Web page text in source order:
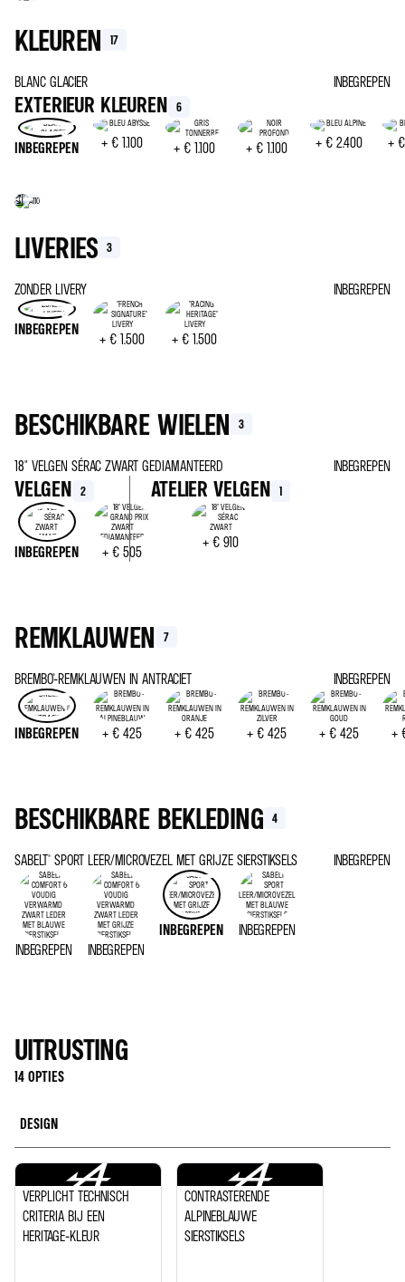
KLEUREN 17
BLANC GLACIER INBEGREPEN
EXTERIEUR KLEUREN 6
INBEGREPEN + € 1.100 + € 1.100 + € 1.100 + € 2.400 +
LIVERIES 3
ZONDER LIVERY INBEGREPEN
INBEGREPEN
+ € 1.500 + € 1.500
BESCHIKBARE WIELEN 3
18" VELGEN SÉRAC ZWART GEDIAMANTEERD INBEGREPEN
VELGEN 2
INBEGREPEN + € 505
ATELIER VELGEN 1
+ € 910
REMKLAUWEN 7
BREMBO®-REMKLAUWEN IN ANTRACIET INBEGREPEN
INBEGREPEN + € 425 + € 425 + € 425 + € 425 +
BESCHIKBARE BEKLEDING 4
SABELT® SPORT LEER/MICROVEZEL MET GRIJZE SIERSTIKSELS INBEGREPEN
INBEGREPEN INBEGREPEN
INBEGREPEN INBEGREPEN
UITRUSTING
14 OPTIES
DESIGN
VERPLICHT TECHNISCH
CRITERIA BIJ EEN
HERITAGE-KLEUR
CONTRASTERENDE
ALPINEBLAUWE
SIERSTIKSELS